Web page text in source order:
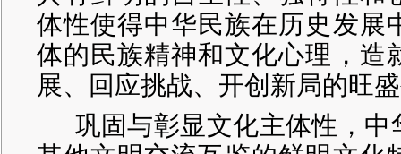
体性使得中华民族在历史发展
体的民族精神和文化心理，造
展、回应挑战、开创新局的旺
巩固与彰显文化主体性，